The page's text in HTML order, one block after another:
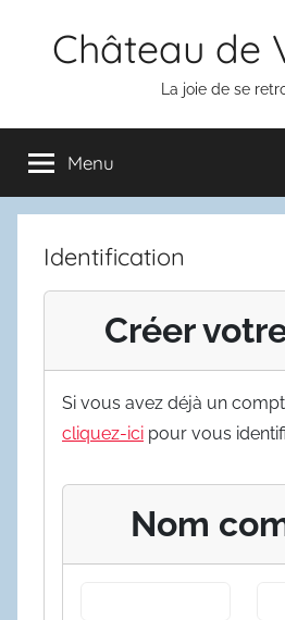
Château de
La joie de se
Menu
Identification
Créer
Si vous avez déjà un
cliquez-ici pour vous
Nom